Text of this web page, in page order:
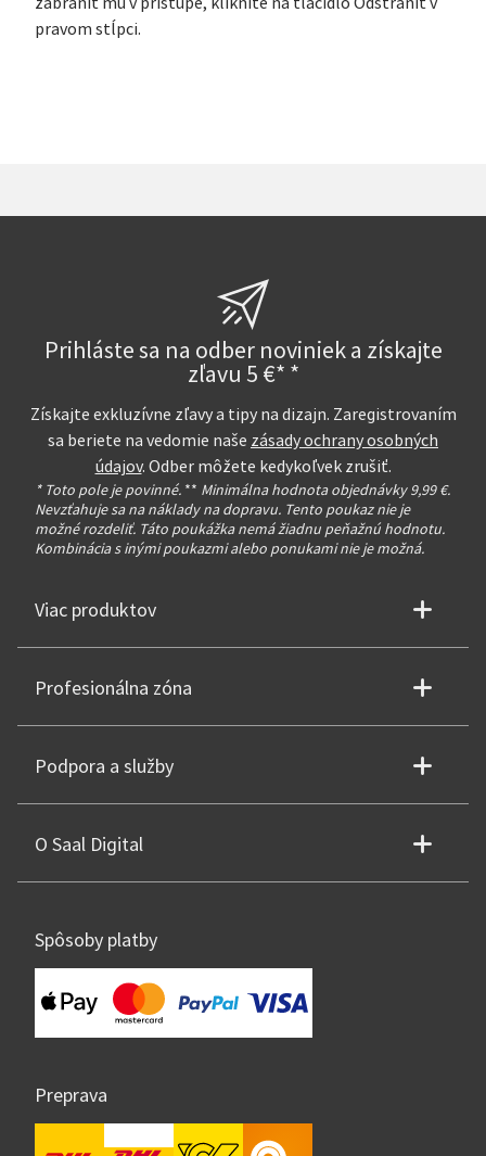
pravom stĺpci.
Prihláste sa na odber noviniek a získajte
zľavu 5 €* *
Získajte exkluzívne zľavy a tipy na dizajn. Zaregistrovaním
sa beriete na vedomie naše zásady ochrany osobných
údajov. Odber môžete kedykoľvek zrušiť.
* Toto pole je povinné. ** Minimálna hodnota objednávky 9,99 €.
Nevzťahuje sa na náklady na dopravu. Tento poukaz nie je
možné rozdeliť. Táto poukážka nemá žiadnu peňažnú hodnotu.
Kombinácia s inými poukazmi alebo ponukami nie je možná.
Viac produktov
Profesionálna zóna
Podpora a služby
O Saal Digital
Spôsoby platby
Preprava